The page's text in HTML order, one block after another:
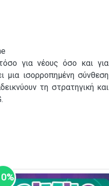
για νέους όσο και για
μια ισορροπημένη σύνθεση
τη στρατηγική και